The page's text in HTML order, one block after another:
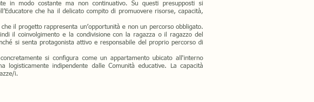
in modo costante ma non continuativo. Su questi presupposti si
che ha il delicato compito di promuovere risorse, capacità,
che il progetto rappresenta un’opportunità e non un percorso obbligato.
il coinvolgimento e la condivisione con la ragazza o il ragazzo del
si senta protagonista attivo e responsabile del proprio percorso di
si configura come un appartamento ubicato all'interno
logisticamente indipendente dalle Comunità educative. La capacità
i.